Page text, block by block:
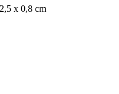
x 0,8 cm